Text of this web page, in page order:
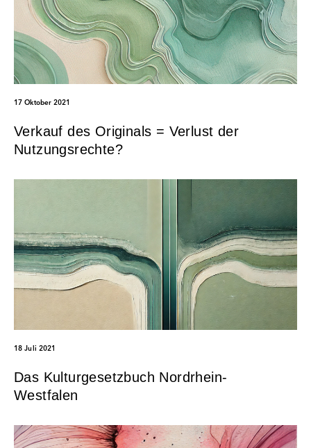
17 Oktober 2021
Verkauf des Originals = Verlust der
Nutzungsrechte?
18 Juli 2021
Das Kulturgesetzbuch Nordrhein-
Westfalen